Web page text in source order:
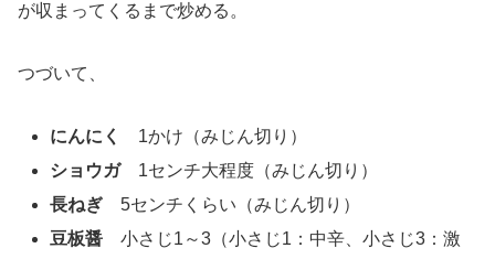
が収まってくるまで炒める。
つづいて、
にんにく
1かけ（みじん切り）
ショウガ1センチ大程度（みじん切り）
長ねぎ 5センチくらい（みじん切り）
豆板醤 小さじ1～3（小さじ1：中辛、小さじ3：激